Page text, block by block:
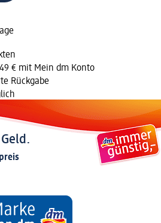
€ mit Mein dm Konto
Rückgabe